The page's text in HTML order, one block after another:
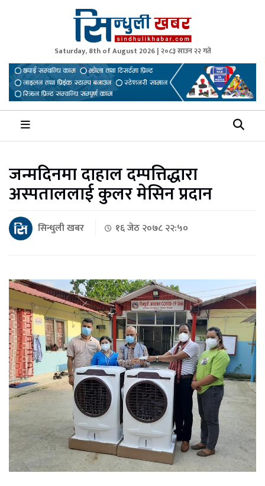
Sindhuli Khabar
News from Sindhuli Nepal
Saturday, 8th of August 2026 | २०८३ साउन २२ गते
जन्मदिनमा दाहाल दम्पत्तिद्धारा
अस्पताललाई कुलर मेसिन प्रदान
सिन्धुली खबर १६ जेठ २०७८ २२:५०